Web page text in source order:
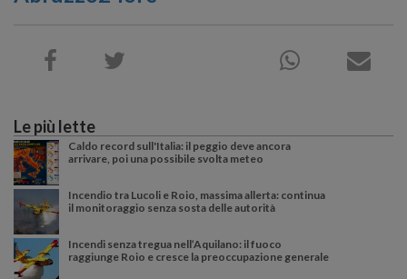
Le più lette
Caldo record sull'Italia: il peggio deve ancora
arrivare, poi una possibile svolta meteo
Incendio tra Lucoli e Roio, massima allerta: continua
il monitoraggio senza sosta delle autorità
Incendi senza tregua nell’Aquilano: il fuoco
raggiunge Roio e cresce la preoccupazione generale